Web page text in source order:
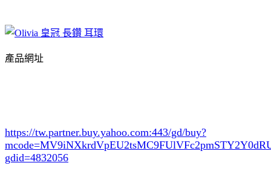
產品網址
https://tw.partner.buy.yahoo.com:443/gd/buy?
gdid=4832056